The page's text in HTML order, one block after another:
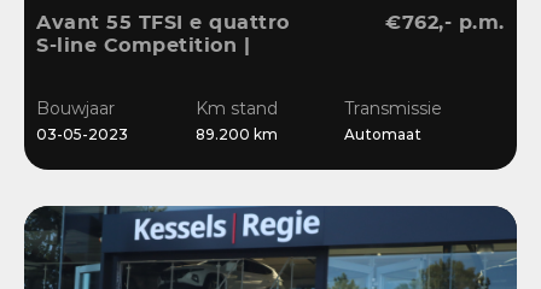
Avant 55 TFSI e quattro
S-line Competition |
Ambient | Matrix | ACC |
Blis | Keyless
€762,- p.m.
Bouwjaar
03-05-2023
Km stand
89.200 km
Transmissie
Automaat